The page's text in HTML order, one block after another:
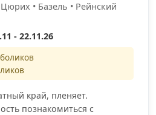
• Базель • Рейнский
- 22.11.26
край, пленяет.
познакомиться с